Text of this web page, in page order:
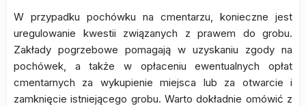
W przypadku pochówku na cmentarzu, konieczne jest
uregulowanie kwestii związanych z prawem do grobu.
Zakłady pogrzebowe pomagają w uzyskaniu zgody na
pochówek, a także w opłaceniu ewentualnych opłat
cmentarnych za wykupienie miejsca lub za otwarcie i
zamknięcie istniejącego grobu. Warto dokładnie omówić z